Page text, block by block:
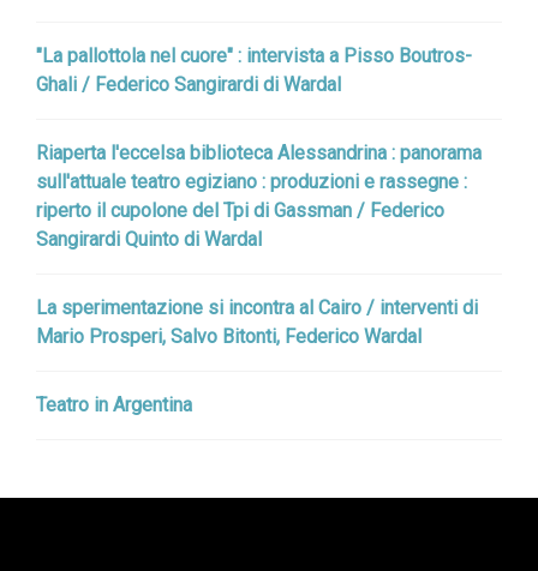
"La pallottola nel cuore" : intervista a Pisso Boutros-
Ghali / Federico Sangirardi di Wardal
Riaperta l'eccelsa biblioteca Alessandrina : panorama
sull'attuale teatro egiziano : produzioni e rassegne :
riperto il cupolone del Tpi di Gassman / Federico
Sangirardi Quinto di Wardal
La sperimentazione si incontra al Cairo / interventi di
Mario Prosperi, Salvo Bitonti, Federico Wardal
Teatro in Argentina